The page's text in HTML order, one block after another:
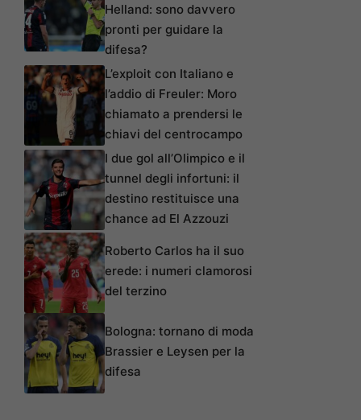
Helland: sono davvero
pronti per guidare la
difesa?
L’exploit con Italiano e
l’addio di Freuler: Moro
chiamato a prendersi le
chiavi del centrocampo
I due gol all’Olimpico e il
tunnel degli infortuni: il
destino restituisce una
chance ad El Azzouzi
Roberto Carlos ha il suo
erede: i numeri clamorosi
del terzino
Bologna: tornano di moda
Brassier e Leysen per la
difesa